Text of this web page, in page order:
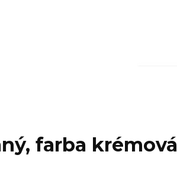
farba krémová